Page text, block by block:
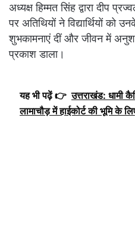
अध्यक्ष हिम्मत सिंह द्वारा दीप
पर अतिथियों ने विद्यार्थियों को
शुभकामनाएं दीं और जीवन में
प्रकाश डाला।
यह भी पढ़ें 👉 उत्तराखंड: धामी
लामाचौड़ में हाईकोर्ट की भूमि के